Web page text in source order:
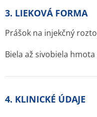
3. LIEKOVÁ FORMA
Prášok na injekčný
Biela až sivobiela
4. KLINICKÉ ÚDAJE